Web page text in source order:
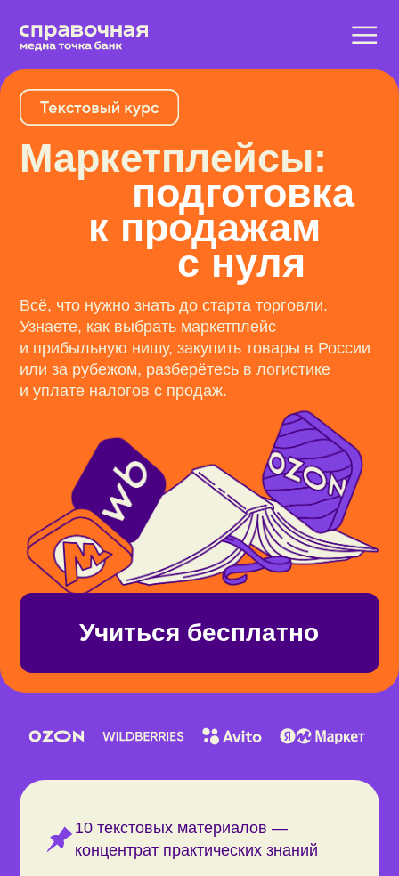
Маркетплейсы:
Учиться бесплатно
подготовка
к продажам
с нуля
Всё, что нужно знать до старта торговли.
Узнаете, как выбрать маркетплейс
и прибыльную нишу, закупить товары в России
или за рубежом, разберётесь в логистике
10 текстовых материалов —
4 маркетплейса: Ozon, Wildberries,
100 000+ рублей бонусами на
Фокус на экономии, ускорении
Вечный доступ к курсу
и обновлениям